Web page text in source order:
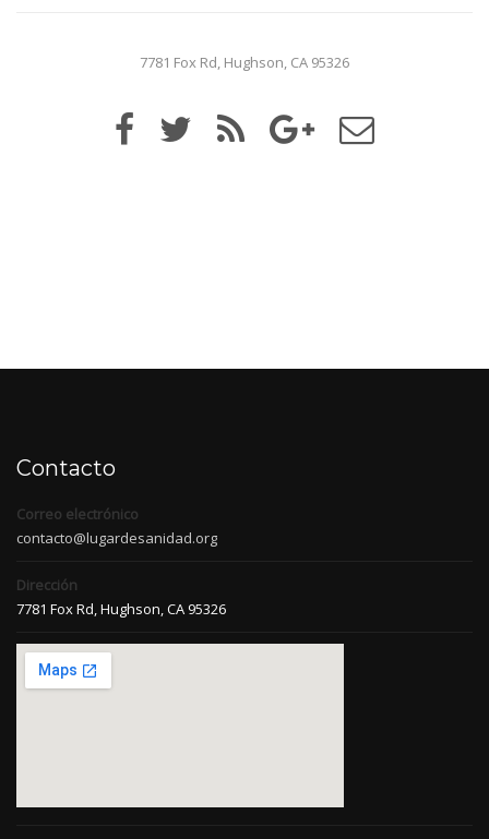
7781 Fox Rd, Hughson, CA 95326
Contacto
Correo electrónico
contacto@lugardesanidad.org
Dirección
7781 Fox Rd, Hughson, CA 95326